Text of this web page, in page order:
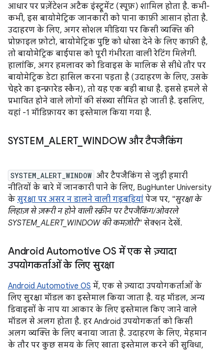
आधार पर प्रज़ेंटेशन अटैक इंस्ट्रूमेंट (स्पूफ़) शामिल होता है. कभी-
कभी, इस बायोमेट्रिक जानकारी को पाना काफ़ी आसान होता है.
उदाहरण के लिए, अगर सोशल मीडिया पर किसी व्यक्ति की
प्रोफ़ाइल फ़ोटो, बायोमेट्रिक पुष्टि को धोखा देने के लिए काफ़ी है,
तो बायोमेट्रिक बाईपास को पूरी गंभीरता वाली रेटिंग मिलेगी.
हालांकि, अगर हमलावर को डिवाइस के मालिक से सीधे तौर पर
बायोमेट्रिक डेटा हासिल करना पड़ता है (उदाहरण के लिए, उसके
चेहरे का इन्फ़्रारेड स्कैन), तो यह एक बड़ी बाधा है. इससे हमले से
प्रभावित होने वाले लोगों की संख्या सीमित हो जाती है. इसलिए,
यहां -1 मॉडिफ़ायर का इस्तेमाल किया गया है.
SYSTEM _ALERT_ WINDOW और टैपजैकिंग
SYSTEM_ALERT_WINDOW और टैपजैकिंग से जुड़ी हमारी
नीतियों के बारे में जानकारी पाने के लिए, BugHunter University
के सुरक्षा पर असर न डालने वाली गड़बड़ियां पेज पर, "सुरक्षा के
लिहाज़ से ज़रूरी न होने वाली स्क्रीन पर टैपजैकिंग/ओवरले
SYSTEM_ALERT_WINDOW की कमज़ोरी" सेक्शन देखें.
Android Automotive OS में एक से ज़्यादा
उपयोगकर्ताओं के लिए सुरक्षा
Android Automotive OS में, एक से ज़्यादा उपयोगकर्ताओं के
लिए सुरक्षा मॉडल का इस्तेमाल किया जाता है. यह मॉडल, अन्य
डिवाइसों के नाप या आकार के लिए इस्तेमाल किए जाने वाले
मॉडल से अलग होता है. हर Android उपयोगकर्ता को किसी
अलग व्यक्ति के लिए बनाया जाता है. उदाहरण के लिए, मेहमान
के तौर पर कुछ समय के लिए खाता इस्तेमाल करने की सुविधा,